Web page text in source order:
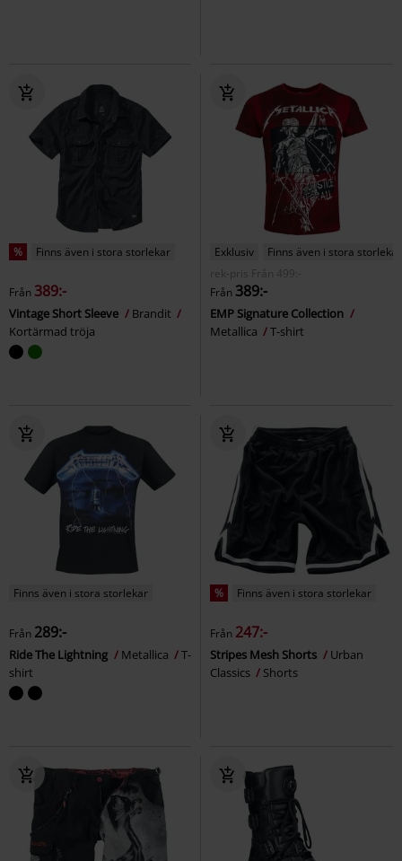
% Finns även i stora storlekar
Från 389:-
Vintage Short Sleeve
Brandit
Kortärmad tröja
Exklusiv
Finns även i stora storlekar
rek-pris
Från
499:-
Från 389:-
EMP Signature Collection
Metallica
T-shirt
Finns även i stora storlekar
Från 289:-
Ride The Lightning Metallica
T-
shirt
% Finns även i stora storlekar
Från 247:-
Stripes Mesh Shorts
Urban
Classics
Shorts